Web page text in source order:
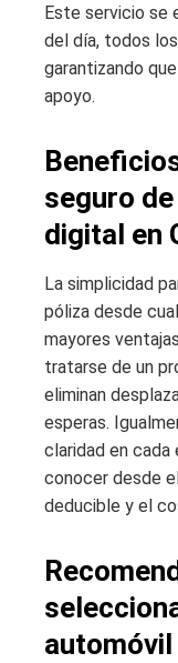
Este servicio se
del día, todos
garantizando
apoyo.
seguro
digital en
La simplicidad
póliza desde
mayores
tratarse de un
eliminan
esperas.
claridad en
conocer desde
deducible y el
automóvil